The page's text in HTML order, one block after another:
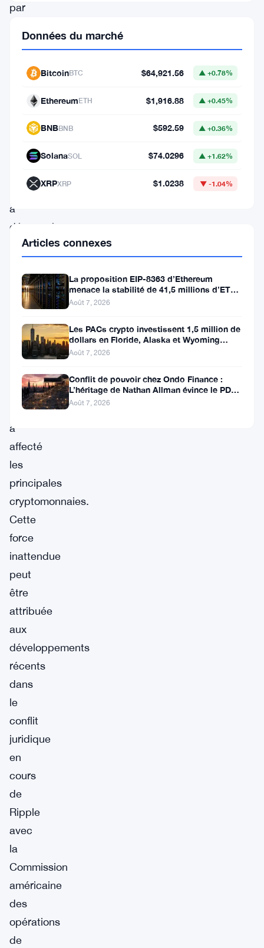
par
volatilité
l’incertitude,
,
numérique
associé
Ripple,
a
démontré
une
résilience,
défiant
tendance
baisse
qui
a
affecté
les
principales
cryptomonnaies.
Cette
force
inattendue
peut
être
attribuée
aux
développements
récents
dans
le
conflit
juridique
en
cours
de
Ripple
avec
la
Commission
américaine
des
opérations
de
Données du marché
BitcoinBTC $64,921.56 ▲ +0.78%
EthereumETH $1,916.88 ▲ +0.45%
BNBBNB $592.59 ▲ +0.36%
SolanaSOL $74.0296 ▲ +1.62%
XRPXRP $1.0238 ▼ -1.04%
Articles connexes
La proposition EIP-8363 d’Ethereum
menace la stabilité de 41,5 millions d’ETH
stakés et de la DeFi
Août 7, 2026
Les PACs crypto investissent 1,5 million de
dollars en Floride, Alaska et Wyoming
après un revers au Michigan
Août 7, 2026
Conflit de pouvoir chez Ondo Finance :
L’héritage de Nathan Allman évince le PDG
Ian De Bode le 24 juillet
Août 7, 2026